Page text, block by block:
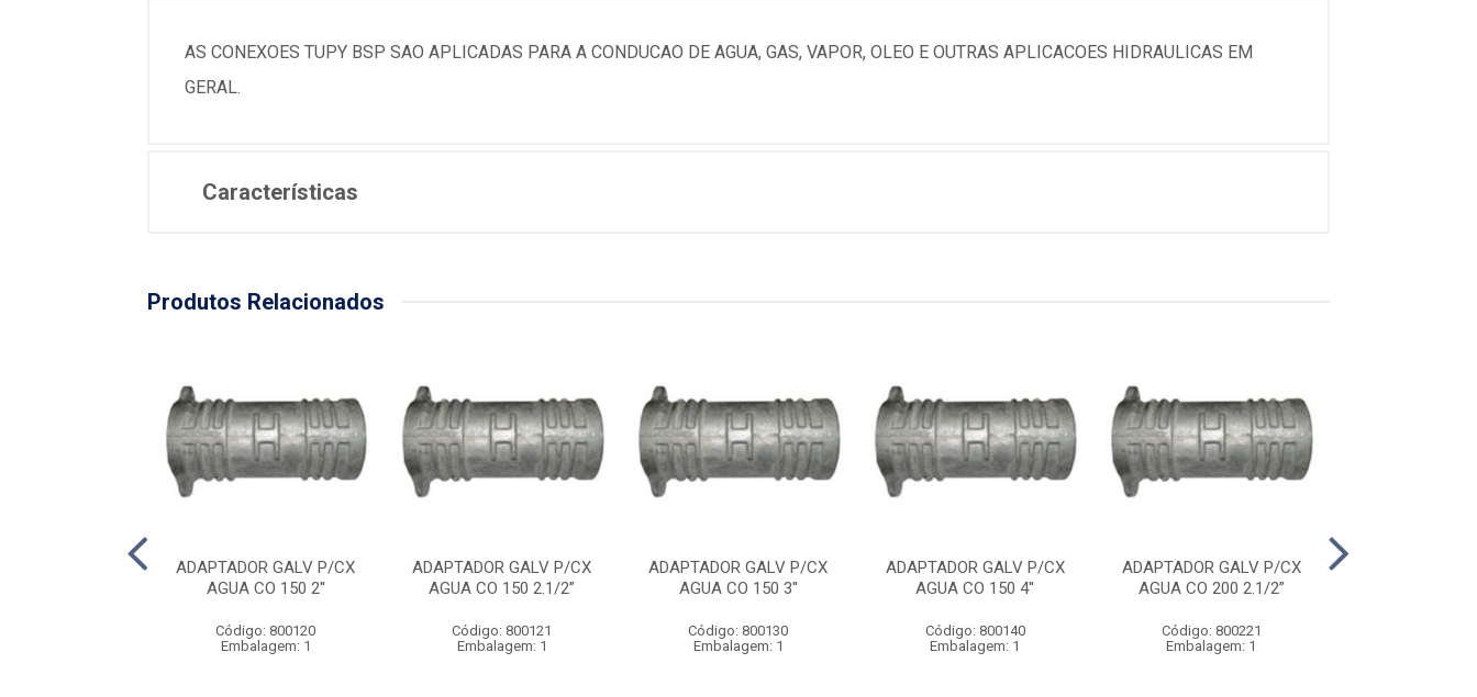
AS CONEXOES TUPY BSP SAO APLICADAS PARA A CONDUCAO DE AGUA, GAS, VAPOR, OLEO E OUTRAS APLICACOES HIDRAULICAS EM
GERAL.
Características
Produtos Relacionados
ADAPTADOR GALV P/CX
AGUA CO 150 2''
Código: 800120
Embalagem: 1
ADAPTADOR GALV P/CX
AGUA CO 150 2.1/2”
Código: 800121
Embalagem: 1
ADAPTADOR GALV P/CX
AGUA CO 150 3''
Código: 800130
Embalagem: 1
ADAPTADOR GALV P/CX
AGUA CO 150 4''
Código: 800140
Embalagem: 1
ADAPTADOR GALV P/CX
AGUA CO 200 2.1/2”
Código: 800221
Embalagem: 1